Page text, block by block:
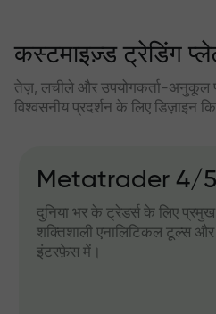
कस्टमाइज़्ड ट्रेडिंग
तेज़, लचीले और उपयोगकर्ता-अनुकूल
विश्वसनीय प्रदर्शन के लिए डिज़ाइन
Metatrader 4/5
दुनिया भर के ट्रेडर्स के लिए प्रमुख
शक्तिशाली एनालिटिकल टूल्स
इंटरफ़ेस में।